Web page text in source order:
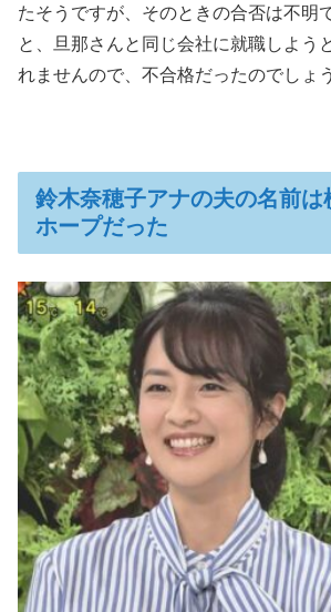
たそうですが、そのときの合否は不明
と、旦那さんと同じ会社に就職しよう
れませんので、不合格だったのでしょ
鈴木奈穂子アナの夫の名前は
ホープだった